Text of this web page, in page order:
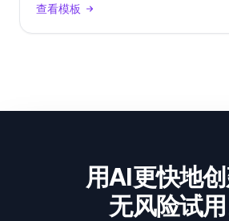
查看模板
用AI更快地创
无风险试用